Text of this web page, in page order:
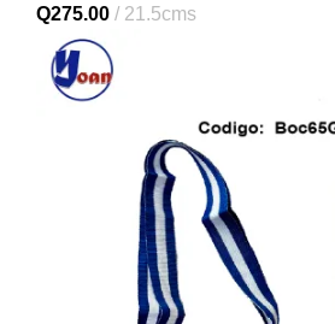
Q275.00 21.5cms